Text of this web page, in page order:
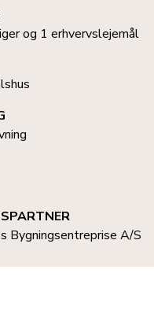
og 1 erhvervslejemål
Bygningsentreprise A/S